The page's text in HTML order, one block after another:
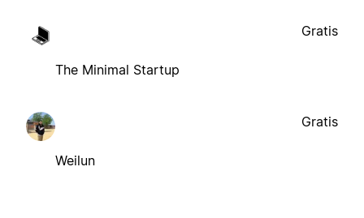
The Minimal Startup
Gratis
Weilun
Gratis